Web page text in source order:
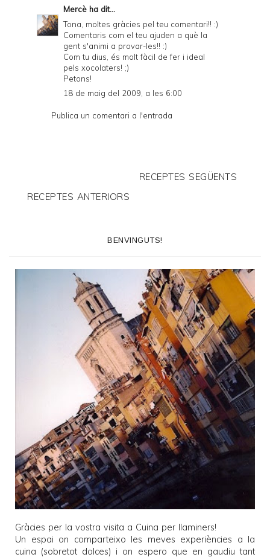
Mercè ha dit...
Tona, moltes gràcies pel teu comentari!! :)
Comentaris com el teu ajuden a què la
gent s'animi a provar-les!! :)
Com tu dius, és molt fàcil de fer i ideal
pels xocolaters! ;)
Petons!
18 de maig del 2009, a les 6:00
Publica un comentari a l'entrada
RECEPTES SEGÜENTS
RECEPTES ANTERIORS
BENVINGUTS!
Gràcies per la vostra visita a Cuina per llaminers!
Un espai on comparteixo les meves experiències a la
cuina (sobretot dolces) i on espero que en gaudiu tant